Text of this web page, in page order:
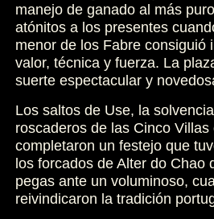
manejo de ganado al más
atónitos a los presentes
menor de los Fabre consiguió
valor, técnica y fuerza. La
suerte espectacular y
Los saltos de Use, la
roscaderos de las Cinco
completaron un festejo que
los forcados de Alter do Chao
pegas ante un voluminoso,
reivindicaron la tradición